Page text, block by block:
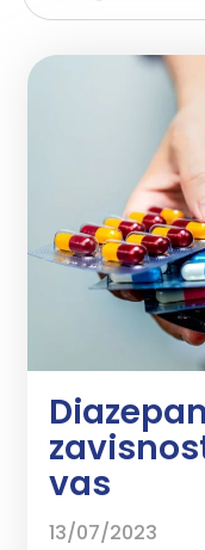
vas
13/07/2023